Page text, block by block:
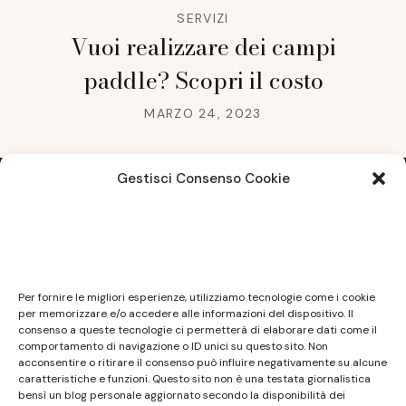
Gestisci Consenso Cookie
Per fornire le migliori esperienze, utilizziamo tecnologie come i cookie
per memorizzare e/o accedere alle informazioni del dispositivo. Il
consenso a queste tecnologie ci permetterà di elaborare dati come il
comportamento di navigazione o ID unici su questo sito. Non
acconsentire o ritirare il consenso può influire negativamente su alcune
caratteristiche e funzioni. Questo sito non è una testata giornalistica
bensì un blog personale aggiornato secondo la disponibilità dei
SERVIZI
Vuoi realizzare dei campi
paddle? Scopri il costo
MARZO 24, 2023
non ha carattere periodico essendo aggiornato
secondo la disponibilità e la reperibilità dei materiali.
Pertanto non può essere considerato in alcun modo
un prodotto editoriale ai sensi della L. n. 62 del